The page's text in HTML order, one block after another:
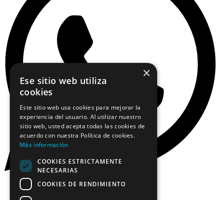
×
Ese sitio web utiliza
cookies
Este sitio web usa cookies para mejorar la
experiencia del usuario. Al utilizar nuestro
sitio web, usted acepta todas las cookies de
acuerdo con nuestra Política de cookies.
Más información
COOKIES ESTRICTAMENTE
NECESARIAS
COOKIES DE RENDIMIENTO